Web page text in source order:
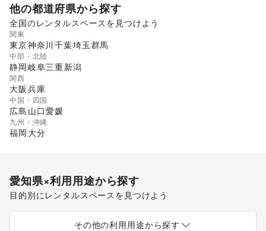
他の都道府県から探す
全国のレンタルスペースを見つけよう
関東
東京神奈川 千葉埼玉 群馬
中部・北陸
静岡岐阜三重新潟
関西
大阪 兵庫
中国・四国
広島 山口愛媛
九州・沖縄
福岡 大分
愛知県×利用用途から探す
目的別にレンタルスペースを見つけよう
食品販売 販促イベント
その他の利用用途から探す